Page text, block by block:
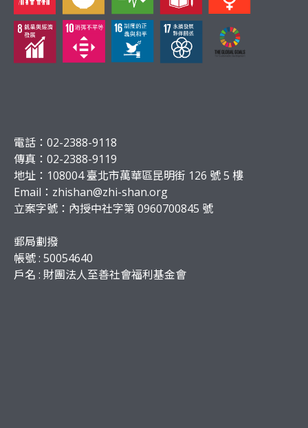
電話：02-2388-9118
傳真：02-2388-9119
地址：108004 臺北市萬華區昆明街 126 號 5 樓
Email： zhishan@zhi-shan.org
立案字號：內授中社字第 0960700845 號
郵局劃撥
帳號 : 50054640
戶名 : 財團法人至善社會福利基金會